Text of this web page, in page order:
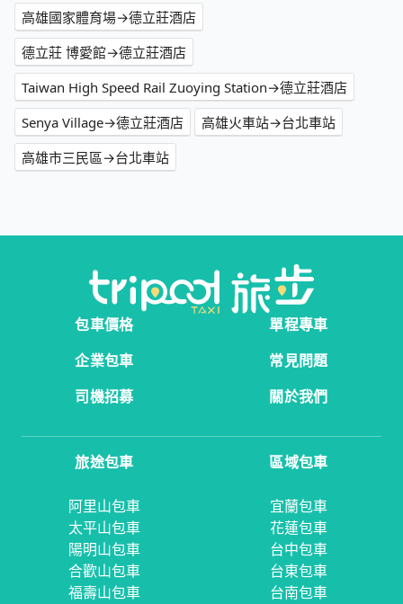
高雄國家體育場→德立莊酒店
德立莊 博愛館→德立莊酒店
Taiwan High Speed Rail Zuoying Station→德立莊酒店
Senya Village→德立莊酒店
高雄火車站→台北車站
高雄市三民區→台北車站
包車價格
單程專車
企業包車
常見問題
司機招募
關於我們
旅途包車
阿里山包車
太平山包車
陽明山包車
合歡山包車
福壽山包車
區域包車
宜蘭包車
花蓮包車
台中包車
台東包車
台南包車